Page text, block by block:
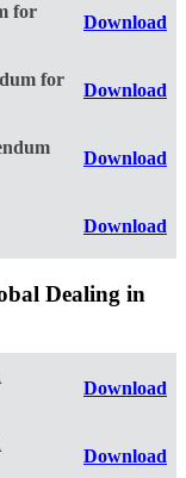
for
Download
for
Download
Download
Download
Dealing in
Download
Download